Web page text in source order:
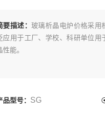
要描述：玻璃析晶电炉价格采用
应用于工厂、学校、科研单位
性能。
品型号： SG